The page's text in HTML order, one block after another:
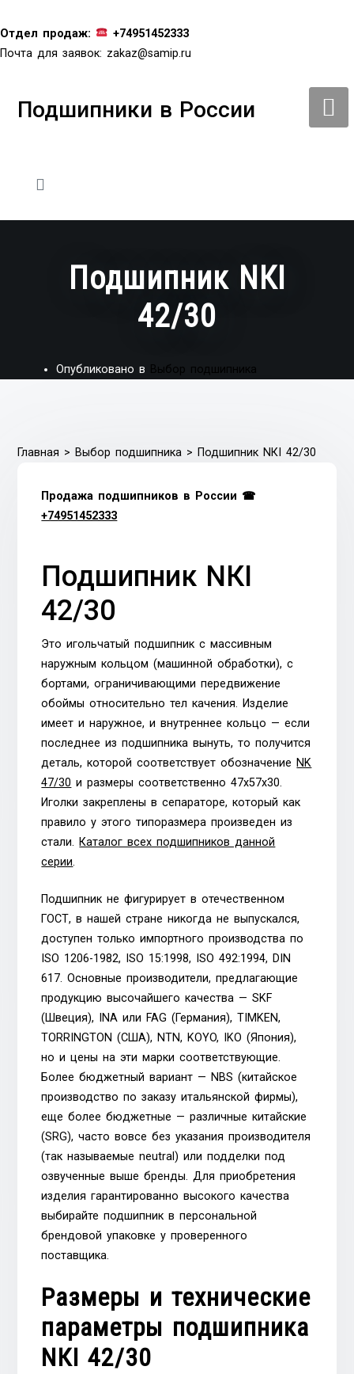
к
содержимому
Отдел продаж:
+74951452333
Почта для заявок: zakaz@samip.ru
Подшипники в России
Подшипник NКI
42/30
Опубликовано в Выбор подшипника
Главная > Выбор подшипника > Подшипник NКI 42/30
Продажа подшипников в России ☎
+74951452333
Подшипник NКI
42/30
Это игольчатый подшипник с массивным
наружным кольцом (машинной обработки), с
бортами, ограничивающими передвижение
обоймы относительно тел качения. Изделие
имеет и наружное, и внутреннее кольцо — если
последнее из подшипника вынуть, то получится
деталь, которой соответствует обозначение NK
47/30 и размеры соответственно 47х57х30.
Иголки закреплены в сепараторе, который как
правило у этого типоразмера произведен из
стали. Каталог всех подшипников данной
серии.
Подшипник не фигурирует в отечественном
ГОСТ, в нашей стране никогда не выпускался,
доступен только импортного производства по
ISO 1206-1982, ISO 15:1998, ISO 492:1994, DIN
617. Основные производители, предлагающие
продукцию высочайшего качества — SKF
(Швеция), INA или FAG (Германия), TIMKEN,
TORRINGTON (США), NTN, KOYO, IKO (Япония),
но и цены на эти марки соответствующие.
Более бюджетный вариант — NBS (китайское
производство по заказу итальянской фирмы),
еще более бюджетные — различные китайские
(SRG), часто вовсе без указания производителя
(так называемые neutral) или подделки под
озвученные выше бренды. Для приобретения
изделия гарантированно высокого качества
выбирайте подшипник в персональной
брендовой упаковке у проверенного
поставщика.
Размеры и технические
параметры подшипника
NКI 42/30